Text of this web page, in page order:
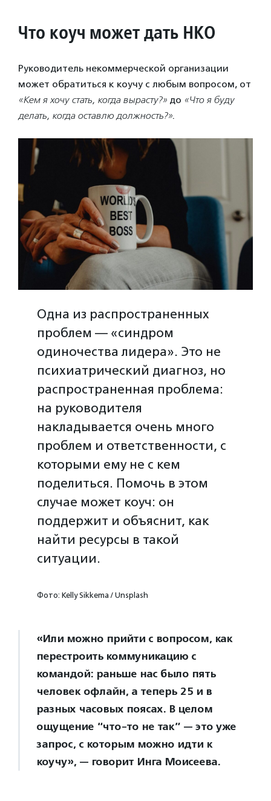
Что коуч может дать НКО
Руководитель некоммерческой организации
может обратиться к коучу с любым вопросом, от
«Кем я хочу стать, когда вырасту?» до «Что я буду
делать, когда оставлю должность?».
Одна из распространенных
проблем — «синдром
одиночества лидера». Это не
психиатрический диагноз, но
распространенная проблема:
на руководителя
накладывается очень много
проблем и ответственности, с
которыми ему не с кем
поделиться. Помочь в этом
случае может коуч: он
поддержит и объяснит, как
найти ресурсы в такой
ситуации.
Фото: Kelly Sikkema / Unsplash
«Или можно прийти с вопросом, как
перестроить коммуникацию с
командой: раньше нас было пять
человек офлайн, а теперь 25 и в
разных часовых поясах. В целом
ощущение “что-то не так” — это уже
запрос, с которым можно идти к
коучу», — говорит Инга Моисеева.